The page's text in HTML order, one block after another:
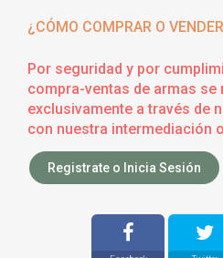
¿CÓMO COMPRAR O
Por seguridad y por
compra-ventas de armas se
exclusivamente a través de
con nuestra intermediación
Registrate o Inicia Sesión